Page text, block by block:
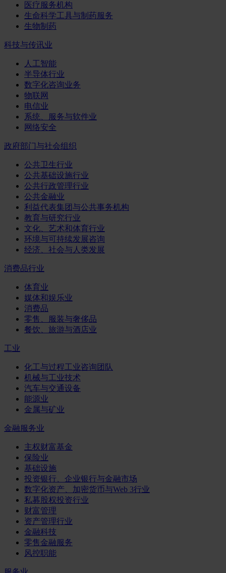
医疗服务机构
生命科学工具与制药服务
生物制药
科技与传讯业
人工智能
半导体行业
数字化咨询业务
物联网
电信业
系统、服务与软件业
网络安全
政府部门与社会组织
公共卫生行业
公共基础设施行业
公共行政管理行业
公共金融业
利益代表集团与公共事务机构
教育与研究行业
文化、艺术和体育行业
环境与可持续发展咨询
经济、社会与人类发展
消费品行业
体育业
媒体和娱乐业
消费品
零售、服装与奢侈品
餐饮、旅游与酒店业
工业
化工与过程工业咨询团队
机械与工业技术
汽车与交通设备
能源业
金属与矿业
金融服务业
主权财富基金
保险业
基础设施
投资银行、企业银行与金融市场
数字化资产、加密货币与Web 3行业
私募股权投资行业
财富管理
资产管理行业
金融科技
零售金融服务
风控职能